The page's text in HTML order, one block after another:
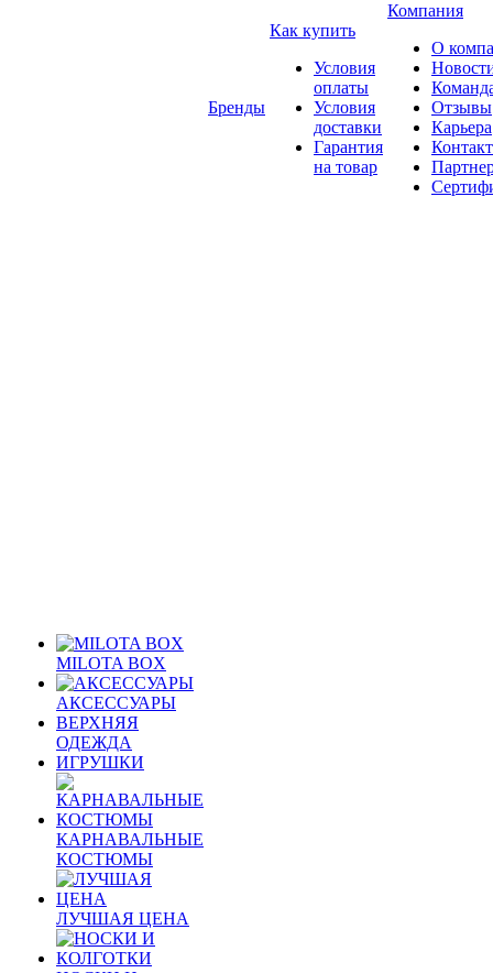
MILOTA BOX
АКСЕССУАРЫ
ВЕРХНЯЯ
ОДЕЖДА
ИГРУШКИ
КАРНАВАЛЬНЫЕ
КОСТЮМЫ
ЛУЧШАЯ ЦЕНА
Бренды
Как купить
Условия
оплаты
Условия
доставки
Гарантия
на товар
Компания
О
Отзывы
Карьера